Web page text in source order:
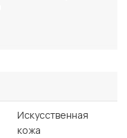
Искусственная
кожа